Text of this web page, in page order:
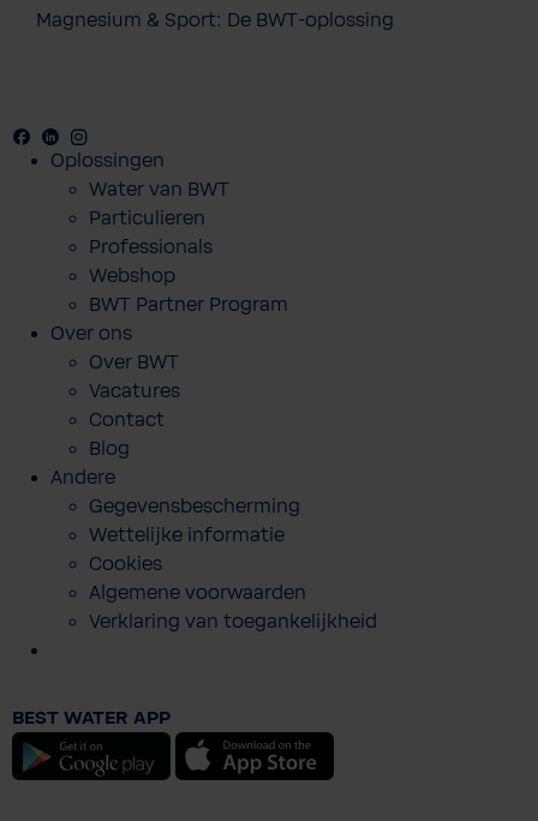
€ 49,90 Prijzen incl. BTW en excl. verzendkosten
Magnesium & Sport: De BWT-oplossing
Facebook
YoutubeLinkedin
Oplossingen
Water van BWT
Particulieren
Professionals
Webshop
BWT Partner Program
Over ons
Over BWT
Vacatures
Contact
Blog
Andere
Gegevensbescherming
Wettelijke informatie
Cookies
Algemene voorwaarden
Verklaring van toegankelijkheid
BEST WATER APP
Android